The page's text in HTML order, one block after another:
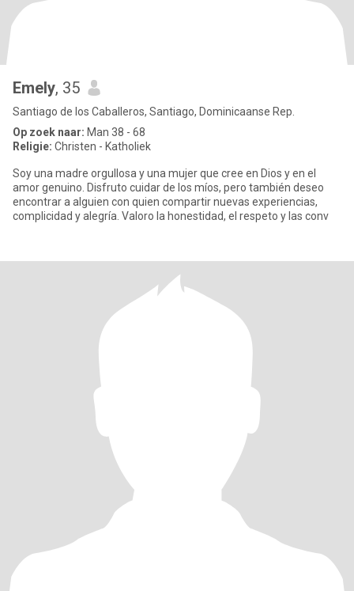
Emely, 35
Santiago de los Caballeros, Santiago, Dominicaanse Rep.
Op zoek naar: Man 38 - 68
Religie: Christen - Katholiek
Soy una madre orgullosa y una mujer que cree en Dios y en el
amor genuino. Disfruto cuidar de los míos, pero también deseo
encontrar a alguien con quien compartir nuevas experiencias,
complicidad y alegría. Valoro la honestidad, el respeto y las conv